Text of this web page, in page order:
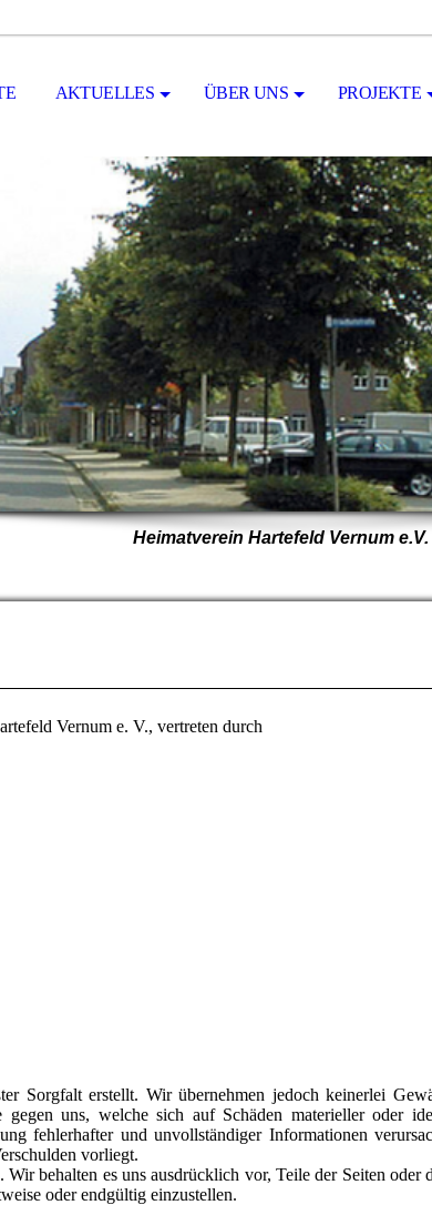
AKTUELLES ÜBER UNS PROJEKTE
Heimatverein Hartefeld Vernum e.V.
Vernum e. V., vertreten durch
Sorgfalt erstellt. Wir übernehmen jedoch keinerlei
gegen uns, welche sich auf Schäden materieller
fehlerhafter und unvollständiger Informationen
vorliegt.
behalten es uns ausdrücklich vor, Teile der Seiten oder
oder endgültig einzustellen.